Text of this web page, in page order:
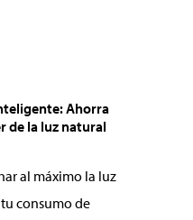
Ahorra
de la luz natural
al máximo la luz
consumo de